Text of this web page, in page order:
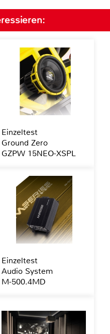
Einzeltest
Ground Zero
GZPW 15NEO-XSPL
Einzeltest
Audio System
M-500.4MD